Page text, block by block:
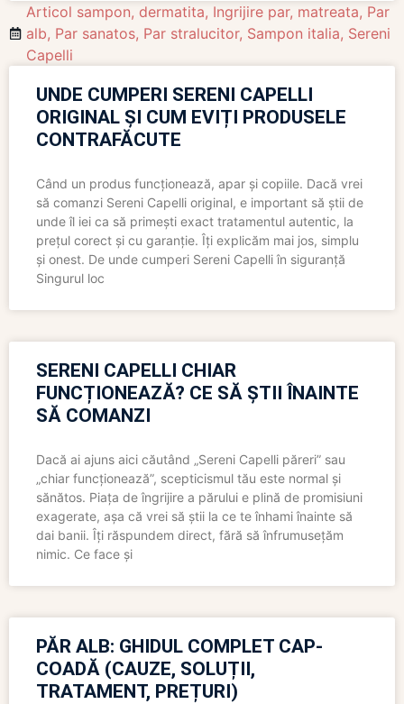
Articol sampon, dermatita, Ingrijire par, matreata, Par
alb, Par sanatos, Par stralucitor, Sampon italia, Sereni
Capelli
UNDE CUMPERI SERENI CAPELLI
ORIGINAL ȘI CUM EVIȚI PRODUSELE
CONTRAFĂCUTE
Când un produs funcționează, apar și copiile. Dacă vrei
să comanzi Sereni Capelli original, e important să știi de
unde îl iei ca să primești exact tratamentul autentic, la
prețul corect și cu garanție. Îți explicăm mai jos, simplu
și onest. De unde cumperi Sereni Capelli în siguranță
Singurul loc
SERENI CAPELLI CHIAR
FUNCȚIONEAZĂ? CE SĂ ȘTII ÎNAINTE
SĂ COMANZI
Dacă ai ajuns aici căutând „Sereni Capelli păreri” sau
„chiar funcționează”, scepticismul tău este normal și
sănătos. Piața de îngrijire a părului e plină de promisiuni
exagerate, așa că vrei să știi la ce te înhami înainte să
dai banii. Îți răspundem direct, fără să înfrumusețăm
nimic. Ce face și
PĂR ALB: GHIDUL COMPLET CAP-
COADĂ (CAUZE, SOLUȚII,
TRATAMENT, PREȚURI)